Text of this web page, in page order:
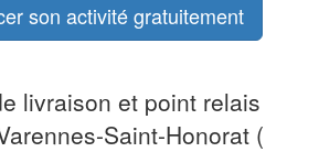
son activité gratuitement
livraison et point relais
Saint-Honorat (